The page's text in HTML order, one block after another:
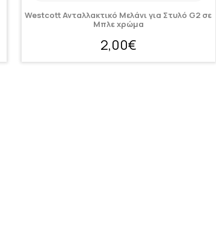
Westcott Ανταλλακτικό Μελάνι για Στυλό G2 σε
Μπλε χρώμα
2,00€